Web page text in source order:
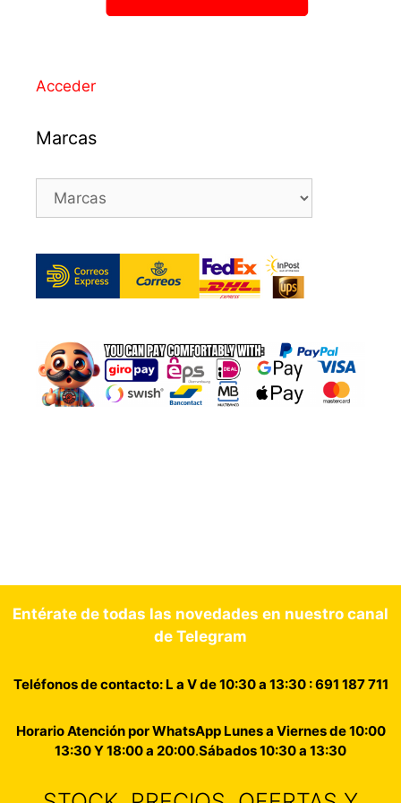
Acceder
Marcas
Entérate de todas las novedades en nuestro canal
de Telegram
Teléfonos de contacto: L a V de 10:30 a 13:30 : 691 187 711
Horario Atención por WhatsApp Lunes a Viernes de 10:00
13:30 Y 18:00 a 20:00.Sábados 10:30 a 13:30